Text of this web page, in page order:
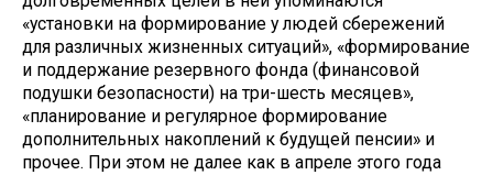
«установки на формирование у людей сбережений
для различных жизненных ситуаций», «формирование
и поддержание резервного фонда (финансовой
подушки безопасности) на три-шесть месяцев»,
«планирование и регулярное формирование
дополнительных накоплений к будущей пенсии» и
прочее. При этом не далее как в апреле этого года